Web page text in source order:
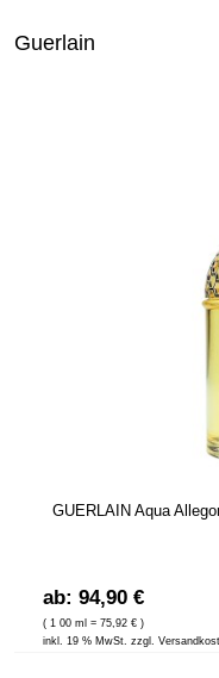
Guerlain
GUERLAIN Aqua
ab: 94,90 €
( 1 00 ml = 75,92 € )
inkl. 19 % MwSt. zzgl.